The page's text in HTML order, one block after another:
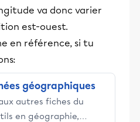
va donc varier
est-ouest.
en référence, si tu
géographiques
autres fiches du
en géographie,